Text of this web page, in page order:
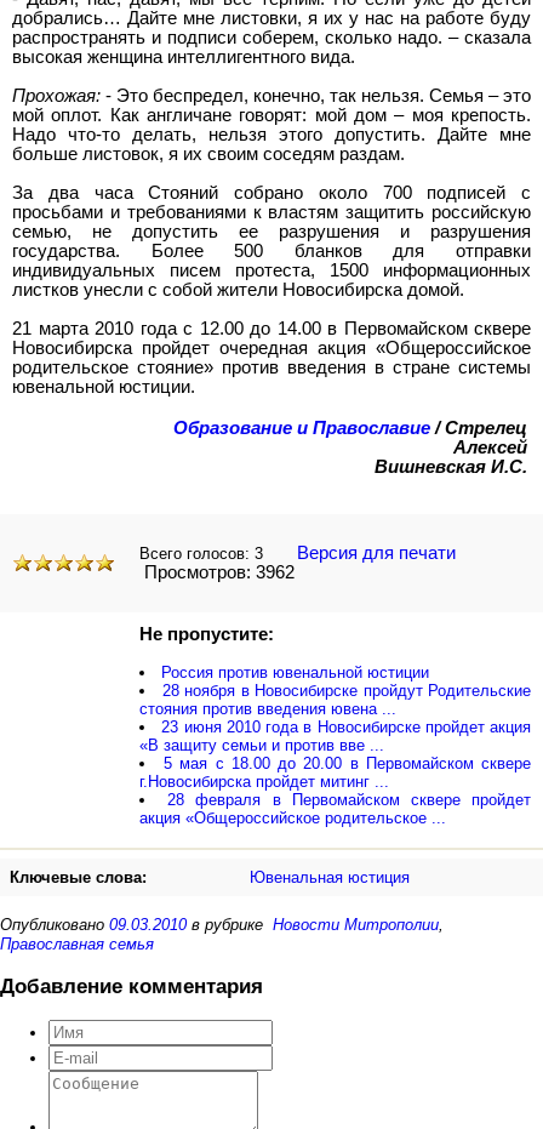
добрались… Дайте мне листовки, я их у нас на работе буду
распространять и подписи соберем, сколько надо. – сказала
высокая женщина интеллигентного вида.
Прохожая: - Это беспредел, конечно, так нельзя. Семья – это
мой оплот. Как англичане говорят: мой дом – моя крепость.
Надо что-то делать, нельзя этого допустить. Дайте мне
больше листовок, я их своим соседям раздам.
За два часа Стояний собрано около 700 подписей с
просьбами и требованиями к властям защитить российскую
семью, не допустить ее разрушения и разрушения
государства. Более 500 бланков для отправки
индивидуальных писем протеста, 1500 информационных
листков унесли с собой жители Новосибирска домой.
21 марта 2010 года с 12.00 до 14.00 в Первомайском сквере
Новосибирска пройдет очередная акция «Общероссийское
родительское стояние» против введения в стране системы
ювенальной юстиции.
Образование и Православие / Стрелец
Алексей
Вишневская И.С.
Всего голосов: 3
Версия для печати
Просмотров: 3962
Не пропустите:
Россия против ювенальной юстиции
28 ноября в Новосибирске пройдут Родительские
стояния против введения ювена ...
23 июня 2010 года в Новосибирске пройдет акция
«В защиту семьи и против вве ...
5 мая с 18.00 до 20.00 в Первомайском сквере
г.Новосибирска пройдет митинг ...
28 февраля в Первомайском сквере пройдет
акция «Общероссийское родительское ...
Ключевые слова: Ювенальная юстиция
Опубликовано 09.03.2010в рубрике Новости Митрополии
Православная семья
Добавление комментария